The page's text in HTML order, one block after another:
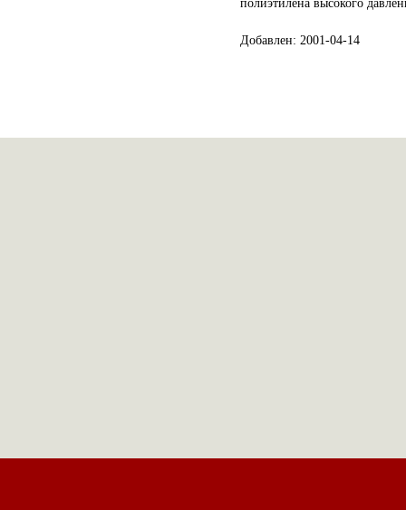
полиэтилена высокого
Добавлен: 2001-04-14